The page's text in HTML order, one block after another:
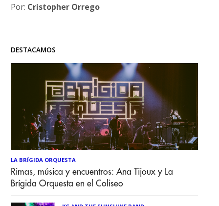
Por: Cristopher Orrego
DESTACAMOS
LA BRÍGIDA ORQUESTA
Rimas, música y encuentros: Ana Tijoux y La
Brígida Orquesta en el Coliseo